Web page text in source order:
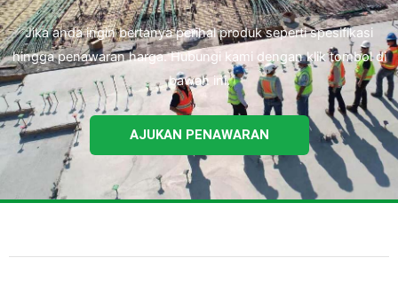
Jika anda ingin bertanya perihal produk seperti spesifikasi
hingga penawaran harga. Hubungi kami dengan klik tombol di
bawah ini.
AJUKAN PENAWARAN